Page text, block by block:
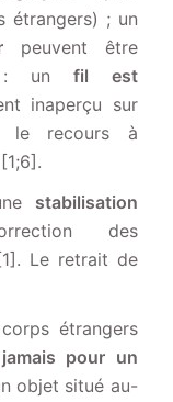
étrangers) ; un
peuvent être
: unfil est
inaperçu sur
le recours à
stabilisation
des
Le retrait de
étrangers
jamais pour un
objet situé au-